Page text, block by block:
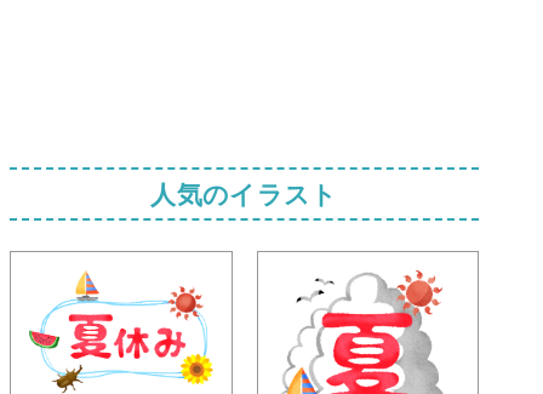
人気のイラスト